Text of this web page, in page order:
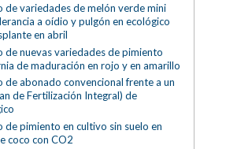
de variedades de melón verde mini
a oídio y pulgón en ecológico
en abril
de nuevas variedades de pimiento
de maduración en rojo y en amarillo
de abonado convencional frente a un
de Fertilización Integral) de
de pimiento en cultivo sin suelo en
coco con CO2